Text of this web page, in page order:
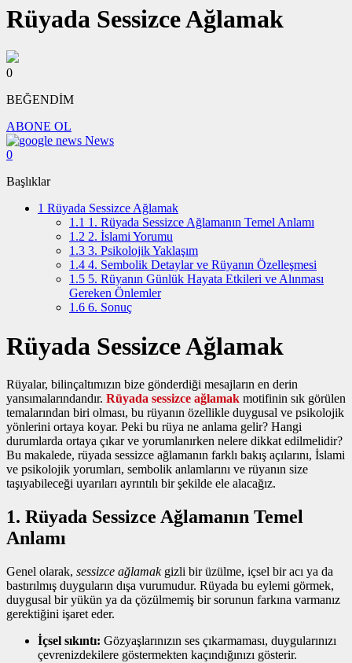
Rüyada Sessizce Ağlamak
0
BEĞENDİM
ABONE OL
News
0
Başlıklar
1 Rüyada Sessizce Ağlamak
1.1 1. Rüyada Sessizce Ağlamanın Temel Anlamı
1.2 2. İslami Yorumu
1.3 3. Psikolojik Yaklaşım
1.4 4. Sembolik Detaylar ve Rüyanın Özelleşmesi
1.5 5. Rüyanın Günlük Hayata Etkileri ve Alınması
Gereken Önlemler
1.6 6. Sonuç
Rüyada Sessizce Ağlamak
Rüyalar, bilinçaltımızın bize gönderdiği mesajların en derin
yansımalarındandır. Rüyada sessizce ağlamak motifinin sık görülen
temalarından biri olması, bu rüyanın özellikle duygusal ve psikolojik
yönlerini ortaya koyar. Peki bu rüya ne anlama gelir? Hangi
durumlarda ortaya çıkar ve yorumlanırken nelere dikkat edilmelidir?
Bu makalede, rüyada sessizce ağlamanın farklı bakış açılarını, İslami
ve psikolojik yorumları, sembolik anlamlarını ve rüyanın size
taşıyabileceği uyarıları ayrıntılı bir şekilde ele alacağız.
1. Rüyada Sessizce Ağlamanın Temel
Anlamı
Genel olarak, sessizce ağlamakgizli bir üzülme, içsel bir acı ya da
bastırılmış duyguların dışa vurumudur. Rüyada bu eylemi görmek,
duygusal bir yükün ya da çözülmemiş bir sorunun farkına varmanız
gerektiğini işaret eder.
İçsel sıkıntı: Gözyaşlarınızın ses çıkarmaması, duygularınızı
çevrenizdekilere göstermekten kaçındığınızı gösterir.